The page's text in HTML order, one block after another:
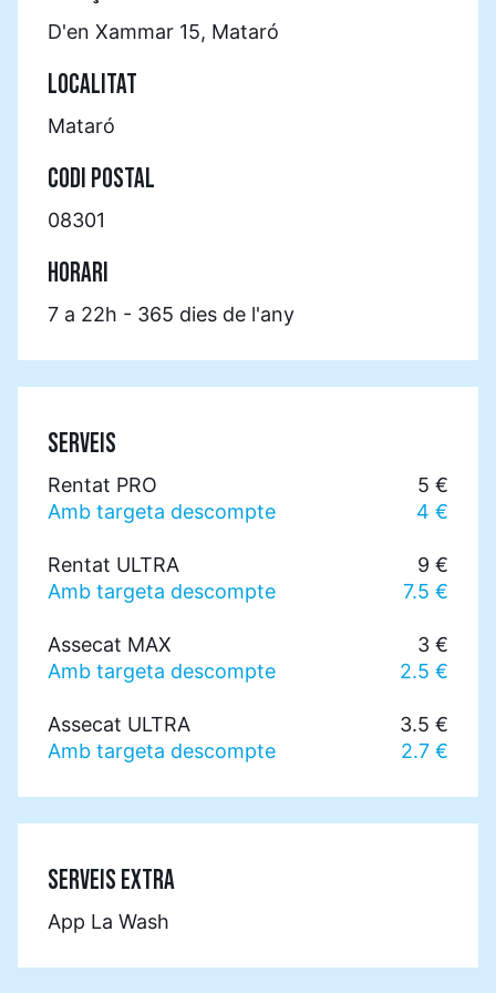
D'en Xammar 15, Mataró
LOCALITAT
Mataró
CODI POSTAL
08301
HORARI
7 a 22h - 365 dies de l'any
SERVEIS
Rentat PRO
5 €
Amb targeta descompte
4 €
Rentat ULTRA
9 €
Amb targeta descompte
7.5 €
Assecat MAX
3 €
Amb targeta descompte
2.5 €
Assecat ULTRA
3.5 €
Amb targeta descompte
2.7 €
SERVEIS EXTRA
App La Wash